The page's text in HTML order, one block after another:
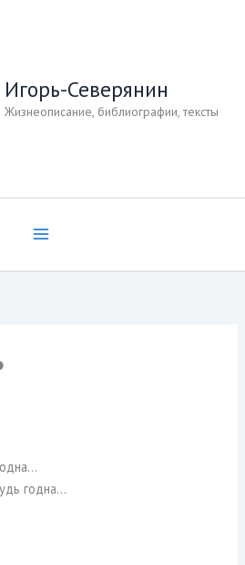
Игорь-Северянин
Жизнеописание, библиографии, тексты
годна…